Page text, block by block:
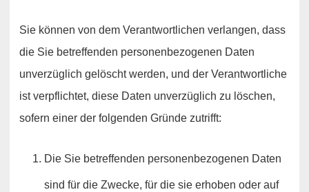
Sie können von dem Verantwortlichen verlangen, dass
die Sie betreffenden personenbezogenen Daten
unverzüglich gelöscht werden, und der Verantwortliche
ist verpflichtet, diese Daten unverzüglich zu löschen,
sofern einer der folgenden Gründe zutrifft:
Die Sie betreffenden personenbezogenen Daten
sind für die Zwecke, für die sie erhoben oder auf